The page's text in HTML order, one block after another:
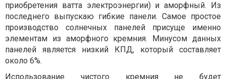
приобретения ватта электроэнергии) и аморфный. Из
последнего выпускаю гибкие панели. Самое простое
производство солнечных панелей присуще именно
элементам из аморфного кремния. Минусом данных
панелей является низкий КПД, который составляет
около 6%.
Использование чистого кремния не будет